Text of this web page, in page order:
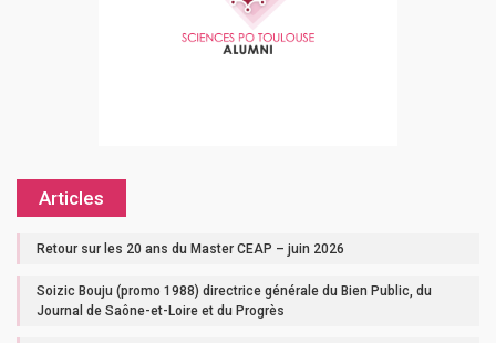
Articles
Retour sur les 20 ans du Master CEAP – juin 2026
Soizic Bouju (promo 1988) directrice générale du Bien Public, du
Journal de Saône-et-Loire et du Progrès